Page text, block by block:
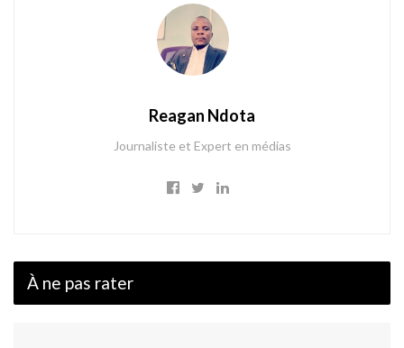
Reagan Ndota
Journaliste et Expert en médias
À ne pas rater